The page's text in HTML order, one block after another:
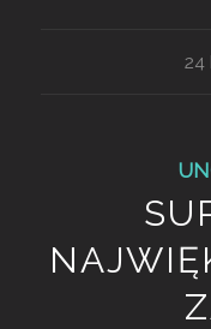
24